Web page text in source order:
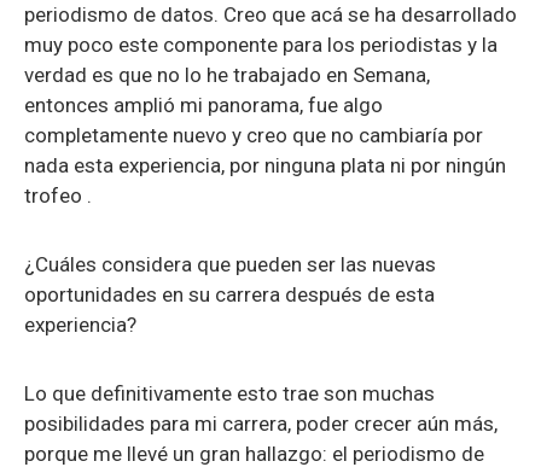
periodismo de datos. Creo que acá se ha desarrollado
muy poco este componente para los periodistas y la
verdad es que no lo he trabajado en Semana,
entonces amplió mi panorama, fue algo
completamente nuevo y creo que no cambiaría por
nada esta experiencia, por ninguna plata ni por ningún
trofeo .
¿Cuáles considera que pueden ser las nuevas
oportunidades en su carrera después de esta
experiencia?
Lo que definitivamente esto trae son muchas
posibilidades para mi carrera, poder crecer aún más,
porque me llevé un gran hallazgo: el periodismo de